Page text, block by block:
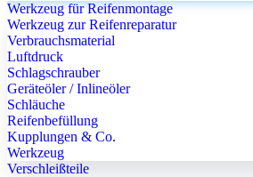
Werkzeug für Reifenmontage
Werkzeug zur Reifenreparatur
Verbrauchsmaterial
Luftdruck
Schlagschrauber
Geräteöler / Inlineöler
Schläuche
Reifenbefüllung
Kupplungen & Co.
Werkzeug
Verschleißteile